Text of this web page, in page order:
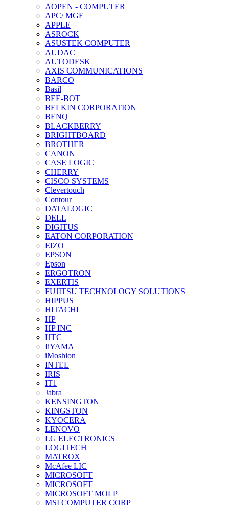
AOPEN - COMPUTER
APC/ MGE
APPLE
ASROCK
ASUSTEK COMPUTER
AUDAC
AUTODESK
AXIS COMMUNICATIONS
BARCO
Basil
BEE-BOT
BELKIN CORPORATION
BENQ
BLACKBERRY
BRIGHTBOARD
BROTHER
CANON
CASE LOGIC
CHERRY
CISCO SYSTEMS
Clevertouch
Contour
DATALOGIC
DELL
DIGITUS
EATON CORPORATION
EIZO
EPSON
Epson
ERGOTRON
EXERTIS
FUJITSU TECHNOLOGY SOLUTIONS
HIPPUS
HITACHI
HP
HP INC
HTC
IiYAMA
iMoshion
INTEL
IRIS
IT1
Jabra
KENSINGTON
KINGSTON
KYOCERA
LENOVO
LG ELECTRONICS
LOGITECH
MATROX
McAfee LIC
MICROSOFT
MICROSOFT
MICROSOFT MOLP
MSI COMPUTER CORP